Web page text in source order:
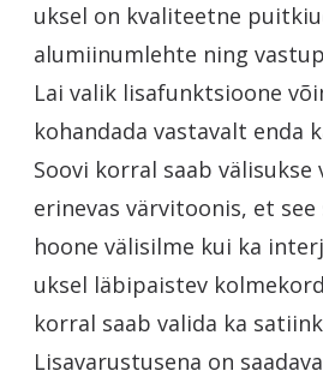
uksel on kvaliteetne
alumiinumlehte ning
Lai valik lisafunktsioone
kohandada vastavalt enda
Soovi korral saab välisukse
erinevas värvitoonis, et
hoone välisilme kui ka
uksel läbipaistev
korral saab valida ka
Lisavarustusena on